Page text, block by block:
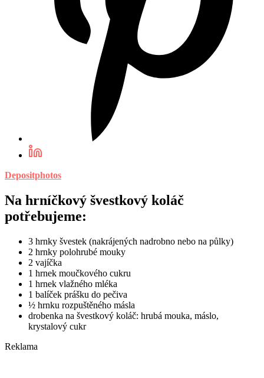
Depositphotos
Na hrníčkový švestkový koláč
potřebujeme:
3 hrnky švestek (nakrájených nadrobno nebo na půlky)
2 hrnky polohrubé mouky
2 vajíčka
1 hrnek moučkového cukru
1 hrnek vlažného mléka
1 balíček prášku do pečiva
½ hrnku rozpuštěného másla
drobenka na švestkový koláč: hrubá mouka, máslo,
krystalový cukr
Reklama